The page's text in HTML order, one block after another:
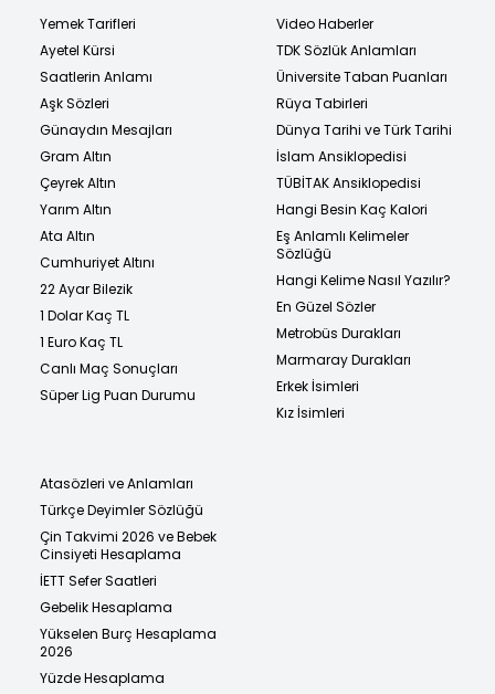
Yemek Tarifleri
Ayetel Kürsi
Saatlerin Anlamı
Aşk Sözleri
Günaydın Mesajları
Gram Altın
Çeyrek Altın
Yarım Altın
Ata Altın
Cumhuriyet Altını
22 Ayar Bilezik
1 Dolar Kaç TL
1 Euro Kaç TL
Canlı Maç Sonuçları
Süper Lig Puan Durumu
Video Haberler
TDK Sözlük Anlamları
Üniversite Taban Puanları
Rüya Tabirleri
Dünya Tarihi ve Türk Tarihi
İslam Ansiklopedisi
TÜBİTAK Ansiklopedisi
Hangi Besin Kaç Kalori
Eş Anlamlı Kelimeler
Sözlüğü
Hangi Kelime Nasıl Yazılır?
En Güzel Sözler
Metrobüs Durakları
Marmaray Durakları
Erkek İsimleri
Kız İsimleri
Atasözleri ve Anlamları
Türkçe Deyimler Sözlüğü
Çin Takvimi 2026 ve Bebek
Cinsiyeti Hesaplama
İETT Sefer Saatleri
Gebelik Hesaplama
Yükselen Burç Hesaplama
2026
Yüzde Hesaplama